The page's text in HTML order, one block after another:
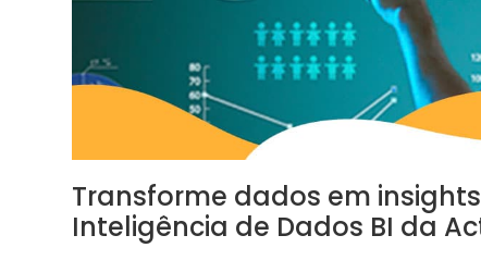
Transforme dados em
Inteligência de Dados BI da